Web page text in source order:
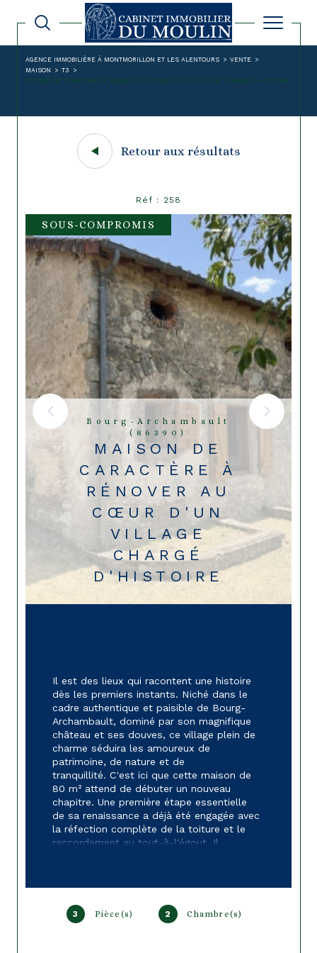
AGENCE IMMOBILIÈRE À MONTMORILLON ET LES ALENTOURS
VENTE
MAISON
T3
MAISON DE CARACTERE A RENOVER AU COEUR D UN VILLAGE CHARGE D HISTOIRE
Retour aux résultats
Réf : 258
SOUS-COMPROMIS
Bourg-Archambault
(86390)
MAISON DE
CARACTÈRE À
RÉNOVER AU
CŒUR D'UN
VILLAGE
CHARGÉ
D'HISTOIRE
3 Pièce(s) 2 Chambre(s)
Il est des lieux qui racontent une histoire
dès les premiers instants. Niché dans le
cadre authentique et paisible de Bourg-
Archambault, dominé par son magnifique
château et ses douves, ce village plein de
charme séduira les amoureux de
patrimoine, de nature et de
tranquillité. C'est ici que cette maison de
80 m² attend de débuter un nouveau
chapitre. Une première étape essentielle
de sa renaissance a déjà été engagée avec
la réfection complète de la toiture et le
raccordement au tout-à-l'égout. Il
potentiel de cette bâtisse. La maison
offre aujourd'hui une pièce de vie, une